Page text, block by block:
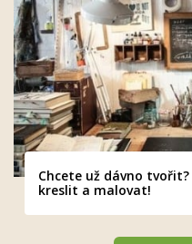
Chcete už dávno
kreslit a malovat!